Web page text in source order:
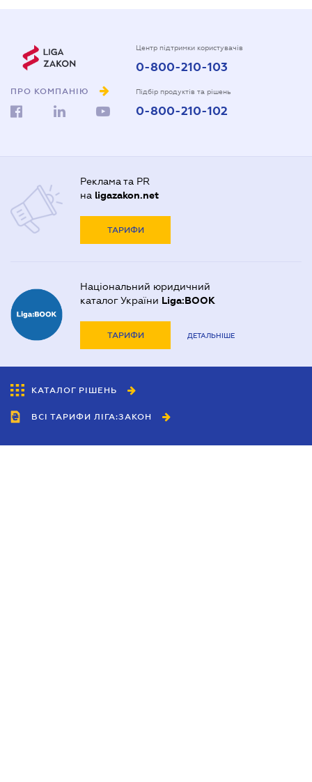
ПРО КОМПАНІЮ
Центр підтримки користувачів
0-800-210-103
Підбір продуктів та рішень
0-800-210-102
Реклама та PR
на ligazakon.net
ТАРИФИ
Національний юридичний
каталог України Liga:BOOK
ТАРИФИ ДЕТАЛЬНІШЕ
КАТАЛОГ РІШЕНЬ
ВСІ ТАРИФИ ЛІГА:ЗАКОН